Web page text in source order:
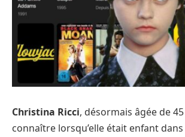
Christina Ricci, désormais âgée de 45
connaître lorsqu’elle était enfant